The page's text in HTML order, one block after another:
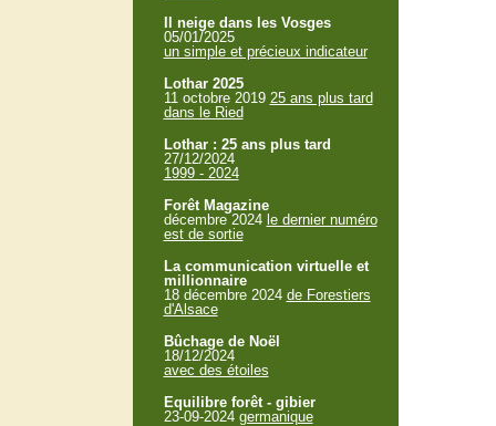
Il neige dans les Vosges
05/01/2025
un simple et précieux indicateur
Lothar 2025
11 octobre 2019 25 ans plus tard
dans le Ried
Lothar : 25 ans plus tard
27/12/2024
1999 - 2024
Forêt Magazine
décembre 2024 le dernier numéro
est de sortie
La communication virtuelle et
millionnaire
18 décembre 2024 de Forestiers
d'Alsace
Bûchage de Noël
18/12/2024
avec des étoiles
Equilibre forêt - gibier
23-09-2024 germanique